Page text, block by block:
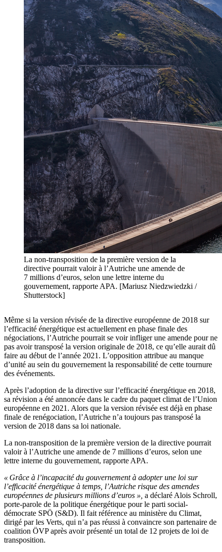
La non-transposition de la première version de la
directive pourrait valoir à l’Autriche une amende de
7 millions d’euros, selon une lettre interne du
gouvernement, rapporte APA. [Mariusz Niedzwiedzki /
Shutterstock]
Même si la version révisée de la directive européenne de 2018 sur
l’efficacité énergétique est actuellement en phase finale des
négociations, l’Autriche pourrait se voir infliger une amende pour ne
pas avoir transposé la version originale de 2018, ce qu’elle aurait dû
faire au début de l’année 2021. L’opposition attribue au manque
d’unité au sein du gouvernement la responsabilité de cette tournure
des événements.
Après l’adoption de la directive sur l’efficacité énergétique en 2018,
sa révision a été annoncée dans le cadre du paquet climat de l’Union
européenne en 2021. Alors que la version révisée est déjà en phase
finale de renégociation, l’Autriche n’a toujours pas transposé la
version de 2018 dans sa loi nationale.
La non-transposition de la première version de la directive pourrait
valoir à l’Autriche une amende de 7 millions d’euros, selon une
lettre interne du gouvernement, rapporte APA.
« Grâce à l’incapacité du gouvernement à adopter une loi sur
l’efficacité énergétique à temps, l’Autriche risque des amendes
européennes de plusieurs millions d’euros », a déclaré Alois Schroll,
porte-parole de la politique énergétique pour le parti social-
démocrate SPÖ (S&D). Il fait référence au ministère du Climat,
dirigé par les Verts, qui n’a pas réussi à convaincre son partenaire de
coalition ÖVP après avoir présenté un total de 12 projets de loi de
transposition.